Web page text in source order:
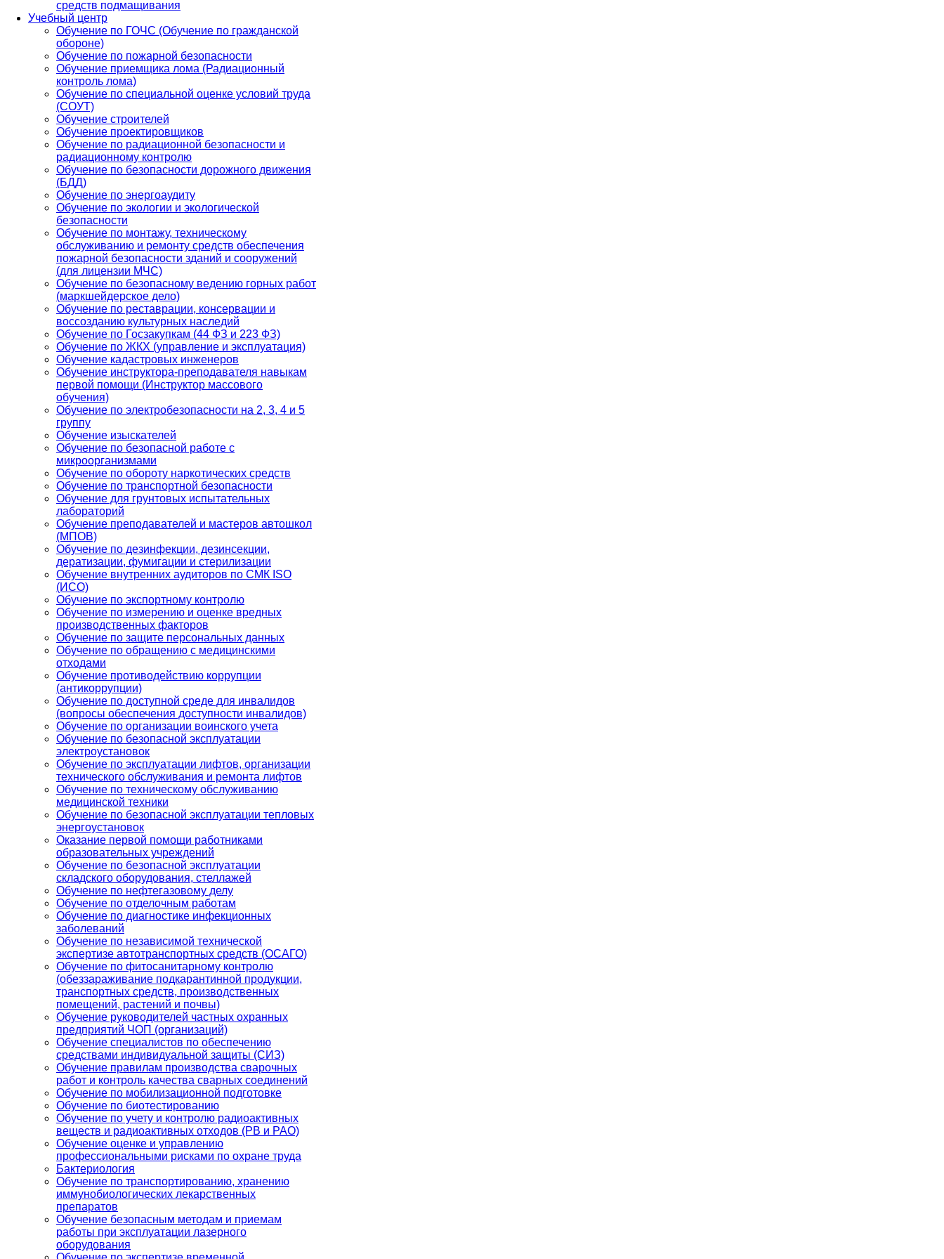
средств подмащивания
Учебный центр
Обучение по ГОЧС (Обучение по гражданской
обороне)
Обучение по пожарной безопасности
Обучение приемщика лома (Радиационный
контроль лома)
Обучение по специальной оценке условий труда
(СОУТ)
Обучение строителей
Обучение проектировщиков
Обучение по радиационной безопасности и
радиационному контролю
Обучение по безопасности дорожного движения
(БДД)
Обучение по энергоаудиту
Обучение по экологии и экологической
безопасности
Обучение по монтажу, техническому
обслуживанию и ремонту средств обеспечения
пожарной безопасности зданий и сооружений
(для лицензии МЧС)
Обучение по безопасному ведению горных работ
(маркшейдерское дело)
Обучение по реставрации, консервации и
воссозданию культурных наследий
Обучение по Госзакупкам (44 ФЗ и 223 ФЗ)
Обучение по ЖКХ (управление и эксплуатация)
Обучение кадастровых инженеров
Обучение инструктора-преподавателя навыкам
первой помощи (Инструктор массового
обучения)
Обучение по электробезопасности на 2, 3, 4 и 5
группу
Обучение изыскателей
Обучение по безопасной работе с
микроорганизмами
Обучение по обороту наркотических средств
Обучение по транспортной безопасности
Обучение для грунтовых испытательных
лабораторий
Обучение преподавателей и мастеров автошкол
(МПОВ)
Обучение по дезинфекции, дезинсекции,
дератизации, фумигации и стерилизации
Обучение внутренних аудиторов по СМК ISO
(ИСО)
Обучение по экспортному контролю
Обучение по измерению и оценке вредных
производственных факторов
Обучение по защите персональных данных
Обучение по обращению с медицинскими
отходами
Обучение противодействию коррупции
(антикоррупции)
Обучение по доступной среде для инвалидов
(вопросы обеспечения доступности инвалидов)
Обучение по организации воинского учета
Обучение по безопасной эксплуатации
электроустановок
Обучение по эксплуатации лифтов, организации
технического обслуживания и ремонта лифтов
Обучение по техническому обслуживанию
медицинской техники
Обучение по безопасной эксплуатации тепловых
энергоустановок
Оказание первой помощи работниками
образовательных учреждений
Обучение по безопасной эксплуатации
складского оборудования, стеллажей
Обучение по нефтегазовому делу
Обучение по отделочным работам
Обучение по диагностике инфекционных
заболеваний
Обучение по независимой технической
экспертизе автотранспортных средств (ОСАГО)
Обучение по фитосанитарному контролю
(обеззараживание подкарантинной продукции,
транспортных средств, производственных
помещений, растений и почвы)
Обучение руководителей частных охранных
предприятий ЧОП (организаций)
Обучение специалистов по обеспечению
средствами индивидуальной защиты (СИЗ)
Обучение правилам производства сварочных
работ и контроль качества сварных соединений
Обучение по мобилизационной подготовке
Обучение по биотестированию
Обучение по учету и контролю радиоактивных
веществ и радиоактивных отходов (РВ и РАО)
Обучение оценке и управлению
профессиональными рисками по охране труда
Бактериология
Обучение по транспортированию, хранению
иммунобиологических лекарственных
препаратов
Обучение безопасным методам и приемам
работы при эксплуатации лазерного
оборудования